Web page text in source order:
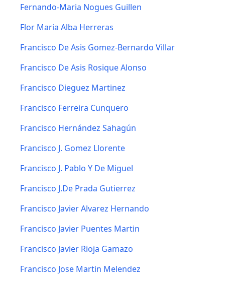
Fernando-Maria Nogues Guillen
Flor Maria Alba Herreras
Francisco De Asis Gomez-Bernardo Villar
Francisco De Asis Rosique Alonso
Francisco Dieguez Martinez
Francisco Ferreira Cunquero
Francisco Hernández Sahagún
Francisco J. Gomez Llorente
Francisco J. Pablo Y De Miguel
Francisco J.De Prada Gutierrez
Francisco Javier Alvarez Hernando
Francisco Javier Puentes Martin
Francisco Javier Rioja Gamazo
Francisco Jose Martin Melendez